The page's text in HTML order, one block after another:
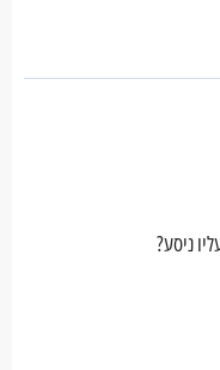
ניסע?